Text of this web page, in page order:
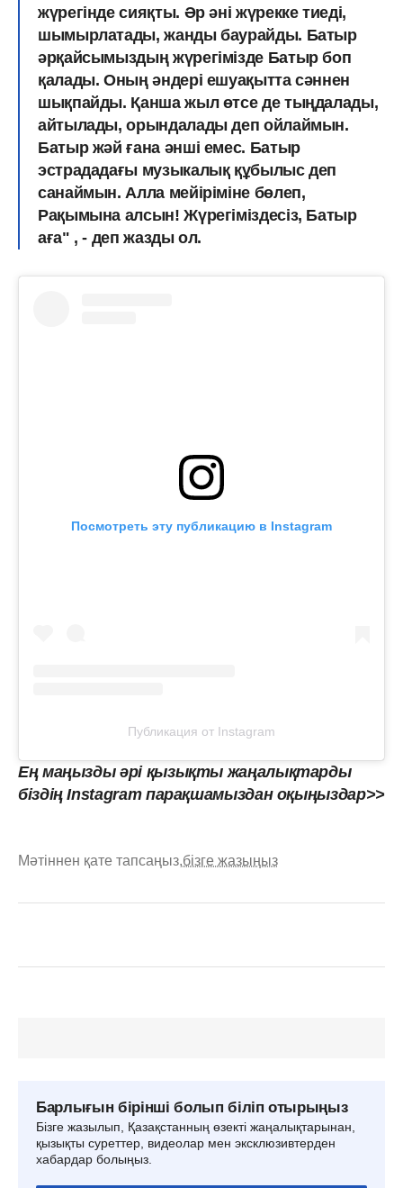
жүрегінде сияқты. Әр әні жүрекке тиеді,
шымырлатады, жанды баурайды. Батыр
әрқайсымыздың жүрегімізде Батыр боп
қалады. Оның әндері ешуақытта сәннен
шықпайды. Қанша жыл өтсе де тыңдалады,
айтылады, орындалады деп ойлаймын.
Батыр жәй ғана әнші емес. Батыр
эстрададағы музыкалық құбылыс деп
санаймын. Алла мейіріміне бөлеп,
Рақымына алсын! Жүрегіміздесіз, Батыр
аға" , - деп жазды ол.
Посмотреть эту публикацию в Instagram
Публикация от Instagram
Ең маңызды әрі қызықты жаңалықтарды
біздің Instagram парақшамыздан оқыңыздар>>
Мәтіннен қате тапсаңыз,бізге жазыңыз
Барлығын бірінші болып біліп отырыңыз
Бізге жазылып, Қазақстанның өзекті жаңалықтарынан,
қызықты суреттер, видеолар мен эксклюзивтерден
хабардар болыңыз.